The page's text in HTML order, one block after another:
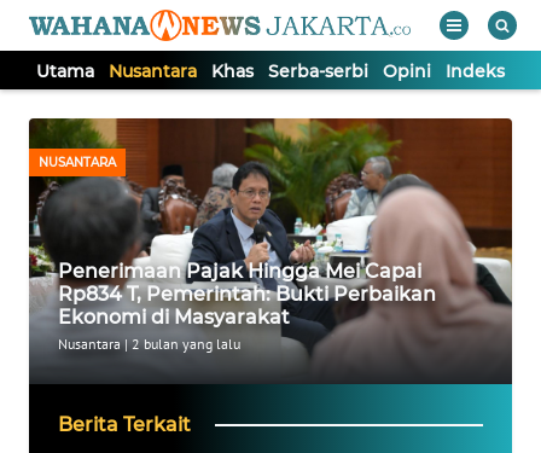
Utama Nusantara Khas Serba-serbi Opini Indeks
NUSANTARA
Penerimaan Pajak Hingga Mei Capai
Rp834 T, Pemerintah: Bukti Perbaikan
Ekonomi di Masyarakat
Nusantara|2 bulan yang lalu
Berita Terkait
TV
Tutup
UTAMA
NUSANTARA
KHAS
SERBA-